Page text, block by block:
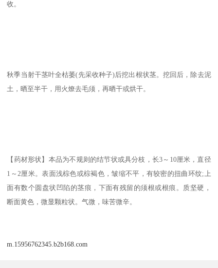
收。
秋季当射干茎叶全枯萎(先采收种子)后挖出根状茎。挖回后，除去泥
土，晒至半干，用火燎去毛须，再晒干或烘干。
【药材形状】本品为不规则的结节状或具分枝，长3～10厘米，直径
1～2厘米。表面浅棕色或棕褐色，皱缩不平，有较密的扭曲环纹;上
面有数个圆盘状凹陷的茎痕，下面有残留的须根或根痕。质坚硬，
断面黄色，微显颗粒状。气微，味苦微辛。
m.15956762345.b2b168.com